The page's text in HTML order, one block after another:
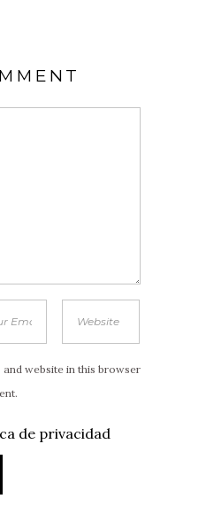
and website in this browser
de privacidad